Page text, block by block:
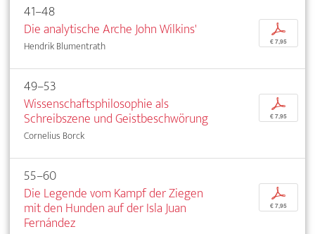
41–48
Die analytische Arche John Wilkins'
Hendrik Blumentrath
p
€ 7,95
49–53
Wissenschaftsphilosophie als
Schreibszene und Geistbeschwörung
Cornelius Borck
p
€ 7,95
55–60
Die Legende vom Kampf der Ziegen
mit den Hunden auf der Isla Juan
Fernández
p
€ 7,95